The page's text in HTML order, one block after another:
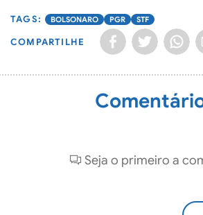
BOLSONARO PGR STF
COMPARTILHE
Seja o primeiro a